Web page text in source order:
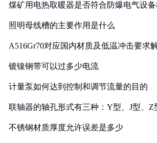
煤矿用电热取暖器是否符合防爆电气设
照明母线槽的主要作用是什么
A516Gr70对应国内材质及低温冲击要求
镀镍钢带可以过多少电流
计量泵如何达到控制和调节流量的目的
联轴器的轴孔形式有三种：Y型、J型、Z
不锈钢材质厚度允许误差是多少